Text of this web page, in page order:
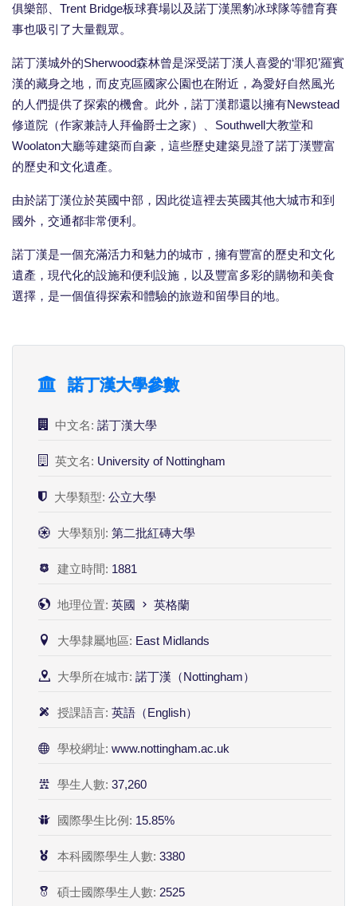
俱樂部、Trent Bridge板球賽場以及諾丁漢黑豹冰球隊等體育賽
事也吸引了大量觀眾。
諾丁漢城外的Sherwood森林曾是深受諾丁漢人喜愛的‘罪犯’羅賓
漢的藏身之地，而皮克區國家公園也在附近，為愛好自然風光
的人們提供了探索的機會。此外，諾丁漢郡還以擁有Newstead
修道院（作家兼詩人拜倫爵士之家）、Southwell大教堂和
Woolaton大廳等建築而自豪，這些歷史建築見證了諾丁漢豐富
的歷史和文化遺產。
由於諾丁漢位於英國中部，因此從這裡去英國其他大城市和到
國外，交通都非常便利。
諾丁漢是一個充滿活力和魅力的城市，擁有豐富的歷史和文化
遺產，現代化的設施和便利設施，以及豐富多彩的購物和美食
選擇，是一個值得探索和體驗的旅遊和留學目的地。
諾丁漢大學參數
中文名: 諾丁漢大學
英文名: University of Nottingham
大學類型: 公立大學
大學類別: 第二批紅磚大學
建立時間: 1881
地理位置: 英國 英格蘭
大學隸屬地區: East Midlands
大學所在城市: 諾丁漢（Nottingham）
授課語言: 英語（English）
學校網址: www.nottingham.ac.uk
學生人數: 37,260
國際學生比例: 15.85%
本科國際學生人數: 3380
碩士國際學生人數: 2525